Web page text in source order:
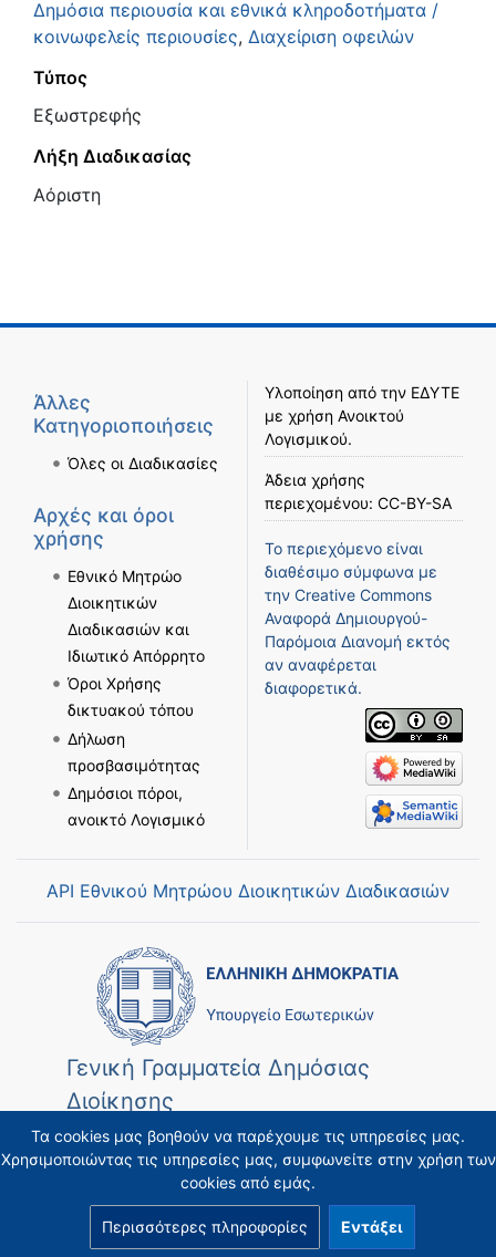
Δημόσια περιουσία και εθνικά κληροδοτήματα /
κοινωφελείς περιουσίες, Διαχείριση οφειλών
Τύπος
Εξωστρεφής
Λήξη Διαδικασίας
Αόριστη
Τα cookies μας βοηθούν να παρέχουμε τις υπηρεσίες μας.
Χρησιμοποιώντας τις υπηρεσίες μας, συμφωνείτε στην χρήση των
cookies από εμάς.
Περισσότερες πληροφορίες Εντάξει
Άλλες
Κατηγοριοποιήσεις
Όλες οι Διαδικασίες
Αρχές και όροι
χρήσης
Εθνικό Μητρώο
Διοικητικών
Διαδικασιών και
Ιδιωτικό Απόρρητο
Όροι Χρήσης
δικτυακού τόπου
Δήλωση
προσβασιμότητας
Δημόσιοι πόροι,
ανοικτό Λογισμικό
Υλοποίηση από την ΕΔΥΤΕ
με χρήση Ανοικτού
Λογισμικού.
Άδεια χρήσης
περιεχομένου: CC-BY-SA
Το περιεχόμενο είναι
διαθέσιμο σύμφωνα με
την Creative Commons
Αναφορά Δημιουργού-
Παρόμοια Διανομή εκτός
αν αναφέρεται
διαφορετικά.
API Εθνικού Μητρώου Διοικητικών Διαδικασιών
Γενική Γραμματεία Δημόσιας
Διοίκησης